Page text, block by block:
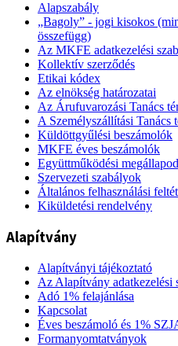
Alapszabály
„Bagoly” - jogi kisokos
összefügg)
Az MKFE adatkezelési
Kollektív szerződés
Etikai kódex
Az elnökség határozatai
Az Árufuvarozási Tanács
A Személyszállítási Tanács
Küldöttgyűlési beszámolók
MKFE éves beszámolók
Együttműködési
Szervezeti szabályok
Általános felhasználási
Kiküldetési rendelvény
Alapítvány
Alapítványi tájékoztató
Az Alapítvány adatkezelési
Adó 1% felajánlása
Kapcsolat
Éves beszámoló és 1%
Formanyomtatványok